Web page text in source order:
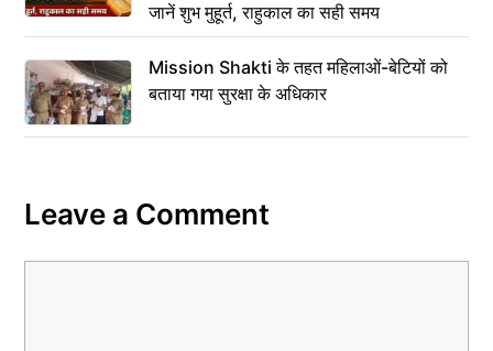
जानें शुभ मुहूर्त, राहुकाल का सही समय
Mission Shakti के तहत महिलाओं-बेटियों को
बताया गया सुरक्षा के अधिकार
Leave a Comment